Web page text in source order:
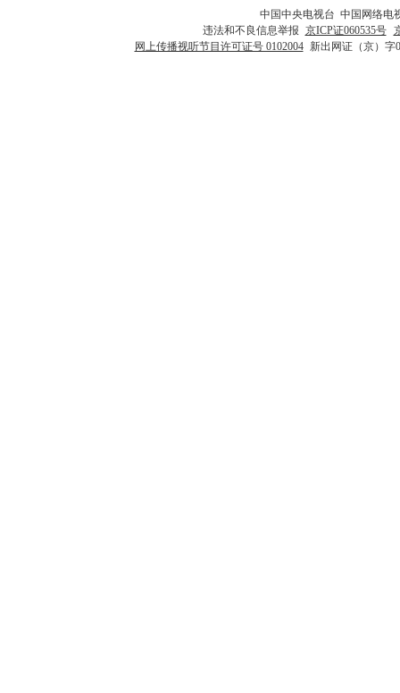
中国中央电视台 中国网络电
违法和不良信息举报 京ICP证060535号
网上传播视听节目许可证号 0102004 新出网证（京）